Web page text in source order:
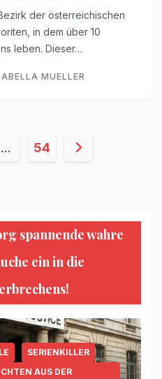
der österreichischen
in dem über 10
leben. Dieser…
MUELLER
… 54
spannende wahre
ein in die
SERIENKILLER
AUS DER